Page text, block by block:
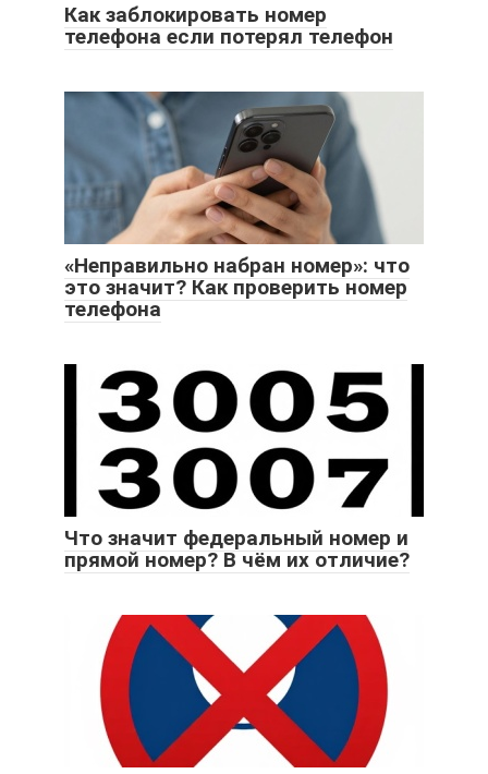
Как заблокировать номер
телефона если потерял телефон
«Неправильно набран номер»: что
это значит? Как проверить номер
телефона
Что значит федеральный номер и
прямой номер? В чём их отличие?